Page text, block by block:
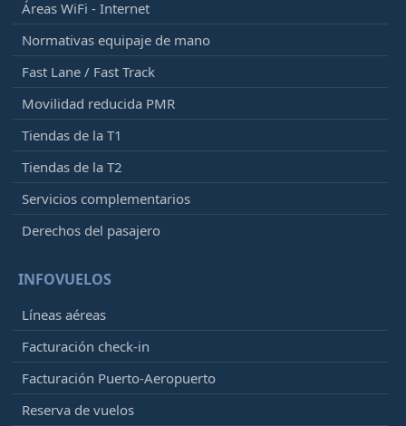
Áreas WiFi - Internet
Normativas equipaje de mano
Fast Lane / Fast Track
Movilidad reducida PMR
Tiendas de la T1
Tiendas de la T2
Servicios complementarios
Derechos del pasajero
INFOVUELOS
Líneas aéreas
Facturación check-in
Facturación Puerto-Aeropuerto
Reserva de vuelos